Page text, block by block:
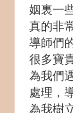
姻裏一
真的非
導師們
很多寶
為我們
處理，
為我樹